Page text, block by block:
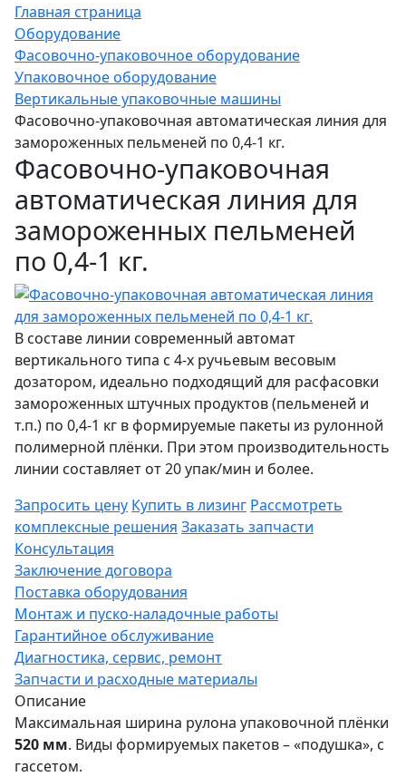
Главная страница
Оборудование
Фасовочно-упаковочное оборудование
Упаковочное оборудование
Вертикальные упаковочные машины
Фасовочно-упаковочная автоматическая линия для
замороженных пельменей по 0,4-1 кг.
Фасовочно-упаковочная
автоматическая линия для
замороженных пельменей
по 0,4-1 кг.
В составе линии современный автомат
вертикального типа с 4-х ручьевым весовым
дозатором, идеально подходящий для расфасовки
замороженных штучных продуктов (пельменей и
т.п.) по 0,4-1 кг в формируемые пакеты из рулонной
полимерной плёнки. При этом производительность
линии составляет от 20 упак/мин и более.
Запросить цену Купить в лизинг Рассмотреть
комплексные решения Заказать запчасти
Консультация
Заключение договора
Поставка оборудования
Монтаж и пуско-наладочные работы
Гарантийное обслуживание
Диагностика, сервис, ремонт
Запчасти и расходные материалы
Описание
Максимальная ширина рулона упаковочной плёнки
520 мм. Виды формируемых пакетов – «подушка», с
гассетом.